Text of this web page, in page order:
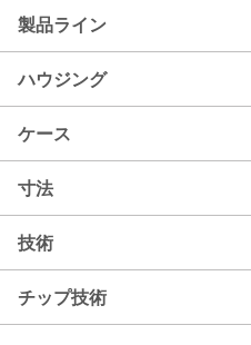
製品ライン
ハウジング
ケース
寸法
技術
チップ技術